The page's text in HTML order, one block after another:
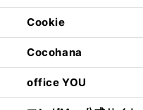
Cookie
Cocohana
office YOU